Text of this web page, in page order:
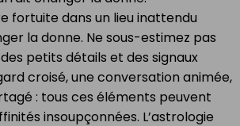
fortuite dans un lieu inattendu
la donne. Ne sous-estimez pas
petits détails et des signaux
croisé, une conversation animée,
: tous ces éléments peuvent
insoupçonnées. L’astrologie